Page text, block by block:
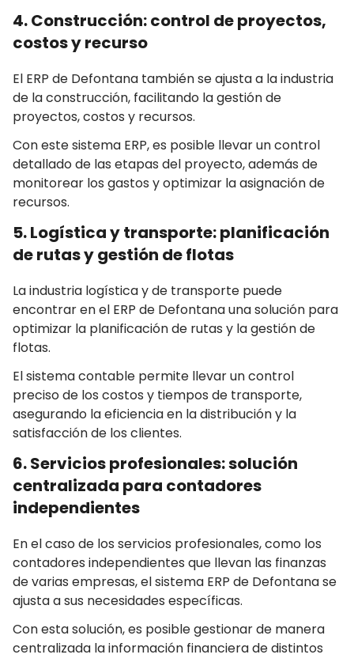
4. Construcción: control de proyectos,
costos y recurso
El ERP de Defontana también se ajusta a la industria
de la construcción, facilitando la gestión de
proyectos, costos y recursos.
Con este sistema ERP, es posible llevar un control
detallado de las etapas del proyecto, además de
monitorear los gastos y optimizar la asignación de
recursos.
5. Logística y transporte: planificación
de rutas y gestión de flotas
La industria logística y de transporte puede
encontrar en el ERP de Defontana una solución para
optimizar la planificación de rutas y la gestión de
flotas.
El sistema contable permite llevar un control
preciso de los costos y tiempos de transporte,
asegurando la eficiencia en la distribución y la
satisfacción de los clientes.
6. Servicios profesionales: solución
centralizada para contadores
independientes
En el caso de los servicios profesionales, como los
contadores independientes que llevan las finanzas
de varias empresas, el sistema ERP de Defontana se
ajusta a sus necesidades específicas.
Con esta solución, es posible gestionar de manera
centralizada la información financiera de distintos